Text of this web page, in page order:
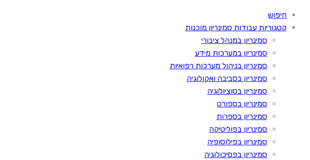
חיפוש
קטגוריות עבודות סמינריון מוכנות
סמינריון במנהל ציבורי
סמינריון במערכות מידע
סמינריון בניהול מערכות רפואיות
סמינריון בסביבה ואקולוגיה
סמינריון בסוציולוגיה
סמינריון בספורט
סמינריון בספרות
סמינריון בפוליטיקה
סמינריון בפילוסופיה
סמינריון בפסיכולוגיה